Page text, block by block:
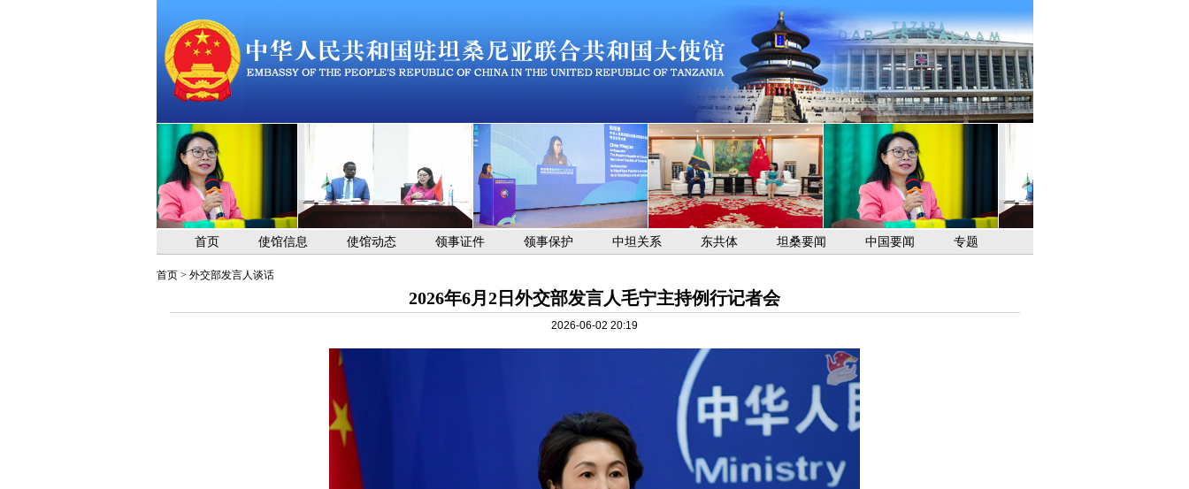
首页 使馆信息 使馆动态 领事证件 领事保护 中坦关系 东共体 坦桑要闻 中国要闻 专题
首页> 外交部发言人谈话
2026年6月2日外交部发言人毛宁主持例行记者会
2026-06-02 20:19